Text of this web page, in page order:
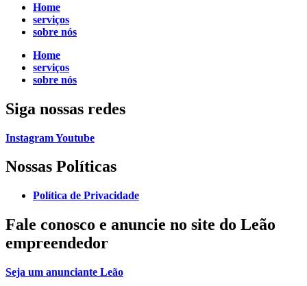
Home
serviços
sobre nós
Home
serviços
sobre nós
Siga nossas redes
InstagramYoutube
Nossas Políticas
Política de Privacidade
Fale conosco e anuncie no site do Leão
empreendedor
Seja um anunciante Leão